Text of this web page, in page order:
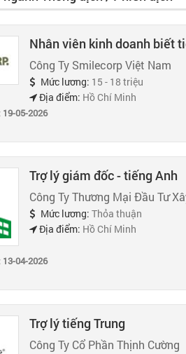
Nhân viên kinh doanh biết
Công Ty Smilecorp Việt Nam
Mức lương: 15 - 18 triệu
Địa điểm: Hồ Chí Minh
19-05-2026
Trợ lý giám đốc - tiếng Anh
Công Ty Thương Mại Đầu Tư
Mức lương: Thỏa thuận
Địa điểm: Hồ Chí Minh
13-04-2026
Trợ lý tiếng Trung
Công Ty Cổ Phần Thịnh Cường